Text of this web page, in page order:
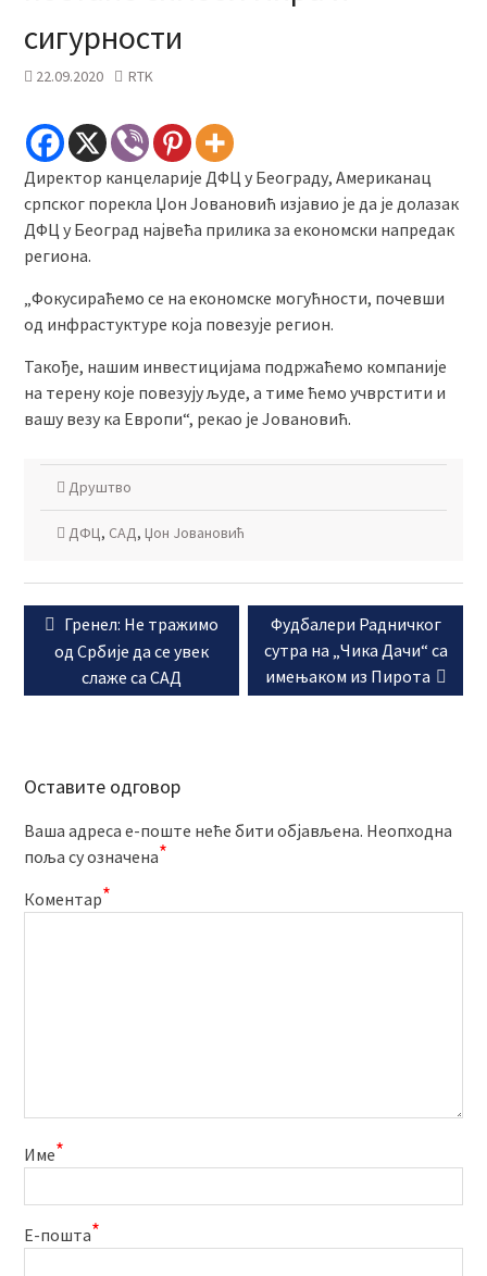
сигурности
22.09.2020 RTK
Директор канцеларије ДФЦ у Београду, Американац
српског порекла Џон Јовановић изјавио је да је долазак
ДФЦ у Београд највећа прилика за економски напредак
региона.
„Фокусираћемо се на економске могућности, почевши
од инфрастуктуре која повезује регион.
Такође, нашим инвестицијама подржаћемо компаније
на терену које повезују људе, а тиме ћемо учврстити и
вашу везу ка Европи“, рекао је Јовановић.
Друштво
ДФЦ, САД, Џон Јовановић
Кретање
чланкаPrevious
post:
Гренел: Не тражимо
од Србије да се увек
слаже са САД
Next
post:
Фудбалери Радничког
сутра на „Чика Дачи“ са
имењаком из Пирота
Оставите одговор
Ваша адреса е-поште неће бити објављена. Неопходна
поља су означена*
Коментар*
Име*
Е-пошта*